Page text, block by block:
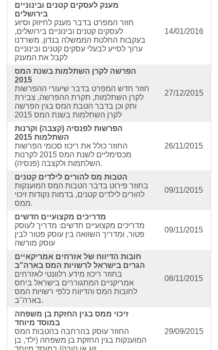
מענק לעסקים קטנים ובינוניים
בירושלים
חוזר המפרט בדבר מענק לחיזוק וסיוע
לעסקים קטנים ובינוניים בירושלים,
בעקבות החלטת הממשלה בנדון. משרדנו
ערוך לסייע לבעלי עסקים קטנים ובינוניים
לקבל את המענק
14/01/2016
הפרשה לקרן השתלמות בשנת המס
2015
חוזר חדש המפרט בדבר שיעורי ההפרשות
לקרן השתלמות, תקרת ההפרשה, צבירת
ותק וכן בדבר הטבת המס בגין הפרשה
לקרן השתלמות בשנת המס 2015
27/12/2015
הפרשות לפנסיה (קצבה) וקרנות
השתלמות 2015
החוזר כולל את ריכוז סכומי הפרשות
מכסימליים לשנת המס 2015 לקרנות
השלתמות ולקצבה (פנסיה).
26/11/2015
הטבות מס להורים לילדים קטנים
בחוזר פירוט בדבר הטבות המס המוענקות
להורים לילדים קטנים, בדמות נקודות זיכוי
ממס.
09/11/2015
מדריכים מקצועיים חדשים
מדריכים מקצועיים חדשים: מדריך לעוסק
פטור, ומדריך השוואה בין עוסק פטור לבין
עוסק מורשה
09/11/2015
חובות הדיווח של אזרחים אמריקאיים
הגרים בישראל לרשויות המס בארה"ב
בחוזר ריכוז מידע רלוונטי לאזרחים
אמריקניים המתגוררים בישראל ביחס
לחובות המס והדיווח כלפי רשויות המס
בארה"ב.
08/11/2015
זיכוי ממס בגין החזקת בן משפחה
במוסד מיוחד
החוזר עוסק בהרחבה בהטבות המס
המוענקות בגין החזקת בן משפחה (ילד, בן
29/09/2015